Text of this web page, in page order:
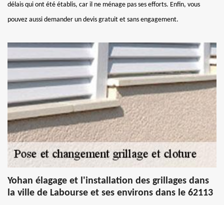
délais qui ont été établis, car il ne ménage pas ses efforts. Enfin, vous
pouvez aussi demander un devis gratuit et sans engagement.
Yohan élagage et l'installation des grillages dans
la ville de Labourse et ses environs dans le 62113